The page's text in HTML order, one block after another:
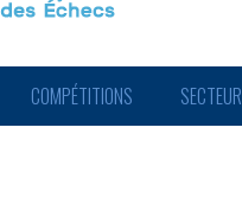
COMPÉTITIONS